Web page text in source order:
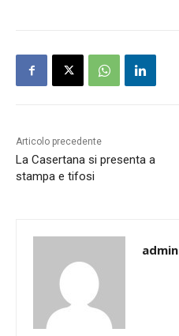
Articolo precedente
La Casertana si presenta a
stampa e tifosi
admin